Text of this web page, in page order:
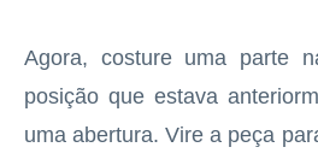
Agora, costure uma parte
posição que estava
uma abertura. Vire a peça